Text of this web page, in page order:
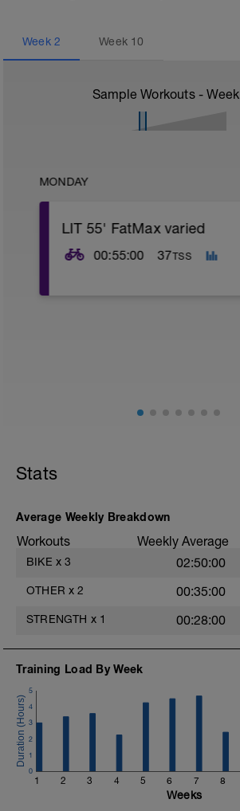
Week 2 Week 10
Sample Workouts - Week
MONDAY
LIT 55' FatMax varied
00:55:00 37TSS
Stats
Average Weekly Breakdown
Workouts Weekly Average
BIKE x 3 02:50:00
OTHER x 2 00:35:00
STRENGTH x 1 00:28:00
Training Load By Week
1 2 3 4 5 6 7 8
0
1
2
3
4
5
Weeks